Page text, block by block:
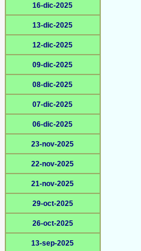
16-dic-2025
13-dic-2025
12-dic-2025
09-dic-2025
08-dic-2025
07-dic-2025
06-dic-2025
23-nov-2025
22-nov-2025
21-nov-2025
29-oct-2025
26-oct-2025
13-sep-2025